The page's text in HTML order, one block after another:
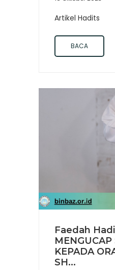
Artikel Hadits
BACA
Faedah
MENGUCAP
KEPADA
SH...